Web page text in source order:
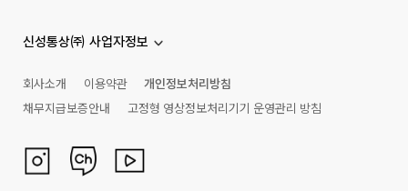
신성통상㈜ 사업자정보
회사소개 이용약관
개인정보처리방침
채무지급보증안내
고정형 영상정보처리기기 운영관리 방침